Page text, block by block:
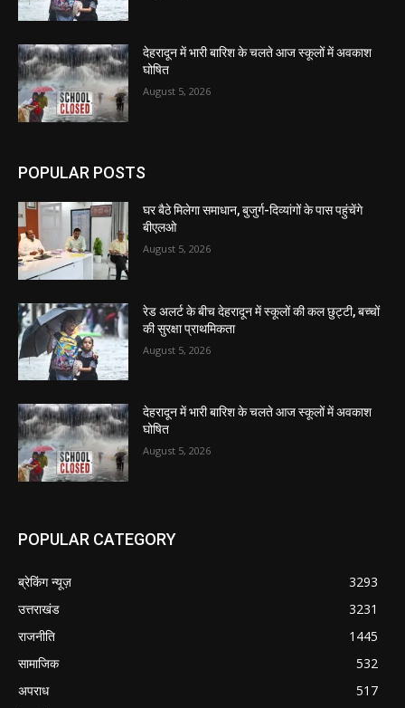
देहरादून में भारी बारिश के चलते आज स्कूलों में अवकाश
घोषित
August 5, 2026
POPULAR POSTS
घर बैठे मिलेगा समाधान, बुजुर्ग-दिव्यांगों के पास पहुंचेंगे
बीएलओ
August 5, 2026
रेड अलर्ट के बीच देहरादून में स्कूलों की कल छुट्टी, बच्चों
की सुरक्षा प्राथमिकता
August 5, 2026
देहरादून में भारी बारिश के चलते आज स्कूलों में अवकाश
घोषित
August 5, 2026
POPULAR CATEGORY
ब्रेकिंग न्यूज़
3293
उत्तराखंड
3231
राजनीति
1445
सामाजिक
532
अपराध
517